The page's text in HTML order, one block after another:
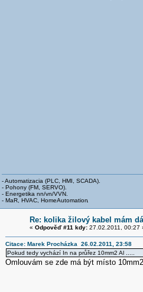
- Automatizacia (PLC, HMI, SCADA).
- Pohony (FM, SERVO).
- Energetika nn/vn/VVN.
- MaR, HVAC, HomeAutomation.
Re: kolika žilový kabel mám
« Odpověď #11 kdy:27.02.2011, 00:27
Citace: Marek Procházka 26.02.2011, 23:58
Pokud tedy vychází In na průřez 10mm2 Al .....
Omlouvám se zde má být místo